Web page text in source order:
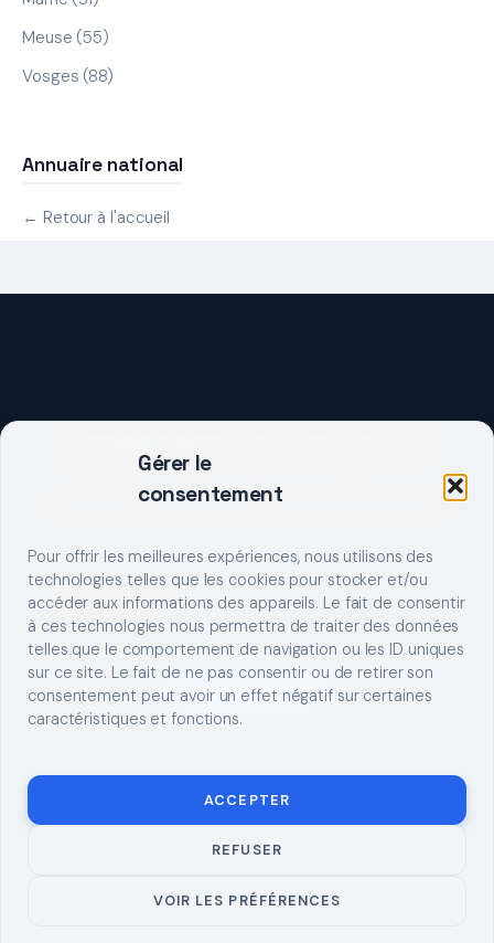
Gérer le
consentement
Pour offrir les meilleures expériences, nous utilisons des
technologies telles que les cookies pour stocker et/ou
accéder aux informations des appareils. Le fait de consentir
à ces technologies nous permettra de traiter des données
telles que le comportement de navigation ou les ID uniques
sur ce site. Le fait de ne pas consentir ou de retirer son
consentement peut avoir un effet négatif sur certaines
caractéristiques et fonctions.
ACCEPTER
REFUSER
VOIR LES PRÉFÉRENCES
Meuse (55)
Vosges (88)
Annuaire national
← Retour à l'accueil
DEMARRER UN PROJET ?
Décrivez votre besoin, trouvez le bon pro.
S'INSCRIRE